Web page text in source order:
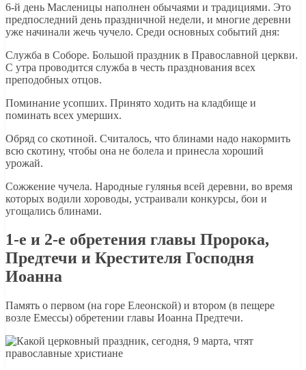
6-й день Масленицы наполнен обычаями и традициями. Это
предпоследний день праздничной недели, и многие деревни
уже начинали жечь чучело. Среди основных событий дня:
Служба в Соборе. Большой праздник в Православной церкви.
С утра проводится служба в честь празднования всех
преподобных отцов.
Поминание усопших. Принято ходить на кладбище и
поминать всех умерших.
Обряд со скотиной. Считалось, что блинами надо накормить
всю скотину, чтобы она не болела и принесла хороший
урожай.
Сожжение чучела. Народные гулянья всей деревни, во время
которых водили хороводы, устраивали конкурсы, бои и
угощались блинами.
1-е и 2-е обретения главы Пророка,
Предтечи и Крестителя Господня
Иоанна
Память о первом (на горе Елеонской) и втором (в пещере
возле Емессы) обретении главы Иоанна Предтечи.